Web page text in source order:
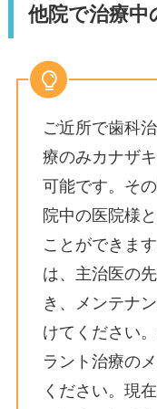
他院で治療
ご近所で歯科
療のみカナザ
可能です。そ
院中の医院様
ことができま
は、主治医の
き、メンテナ
けてください
ラント治療の
ください。現